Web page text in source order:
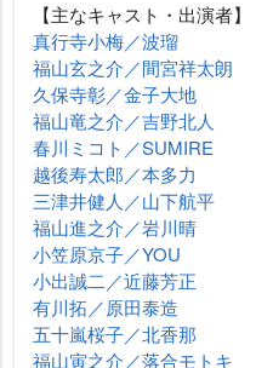
【主なキャスト・出演者】
真行寺小梅／波瑠
福山玄之介／間宮祥太朗
久保寺彰／金子大地
福山竜之介／吉野北人
春川ミコト／SUMIRE
越後寿太郎／本多力
三津井健人／山下航平
福山進之介／岩川晴
小笠原京子／YOU
小出誠二／近藤芳正
有川拓／原田泰造
五十嵐桜子／北香那
福山寅之介／落合モトキ